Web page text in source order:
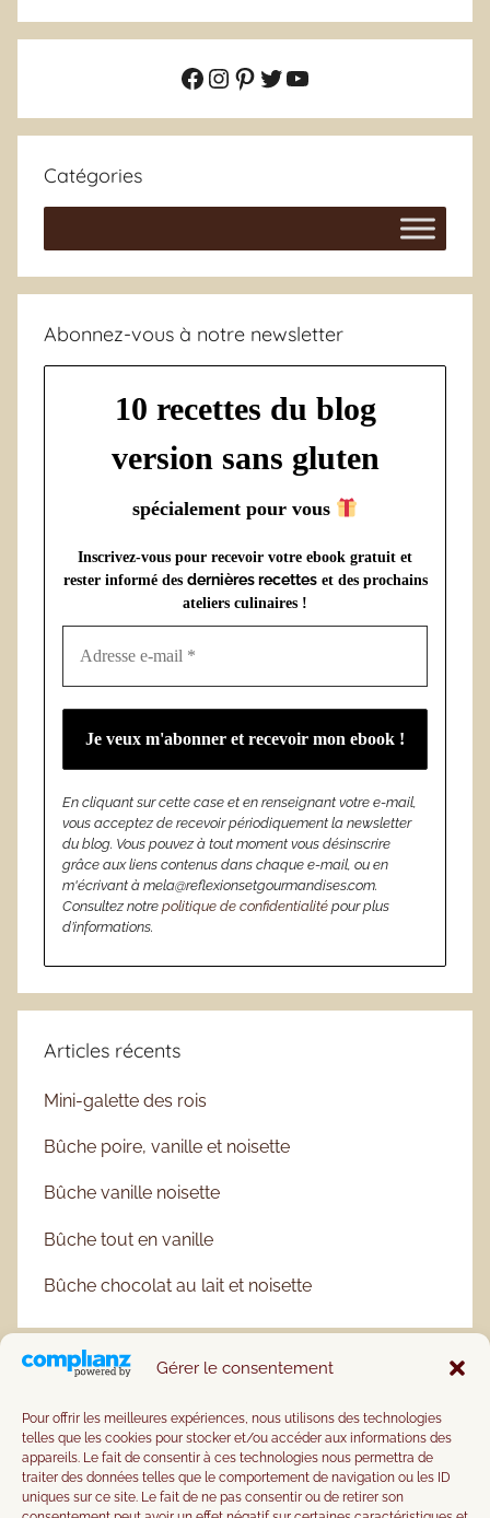
Gérer le consentement
Pour offrir les meilleures expériences, nous utilisons des technologies
telles que les cookies pour stocker et/ou accéder aux informations des
appareils. Le fait de consentir à ces technologies nous permettra de
traiter des données telles que le comportement de navigation ou les ID
uniques sur ce site. Le fait de ne pas consentir ou de retirer son
Facebook
Instagram
Pinterest
Twitter
YouTube
Catégories
Abonnez-vous à notre newsletter
10 recettes du blog
version sans gluten
spécialement pour vous
Inscrivez-vous pour recevoir votre ebook gratuit et
rester informé des dernières recettes et des prochains
ateliers culinaires !
En cliquant sur cette case et en renseignant votre e-mail,
vous acceptez de recevoir périodiquement la newsletter
du blog. Vous pouvez à tout moment vous désinscrire
grâce aux liens contenus dans chaque e-mail, ou en
m'écrivant à mela@reflexionsetgourmandises.com.
Consultez notre politique de confidentialité pour plus
d’informations.
Articles récents
Mini-galette des rois
Bûche poire, vanille et noisette
Bûche vanille noisette
Bûche tout en vanille
Bûche chocolat au lait et noisette